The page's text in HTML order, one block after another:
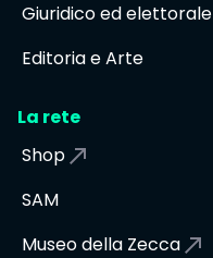
Giuridico ed elettorale
Editoria e Arte
La rete
Shop
SAM
Museo della Zecca